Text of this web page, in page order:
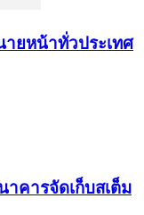
ยหน้าทั่วประเทศ
คารจัดเก็บสเต็ม